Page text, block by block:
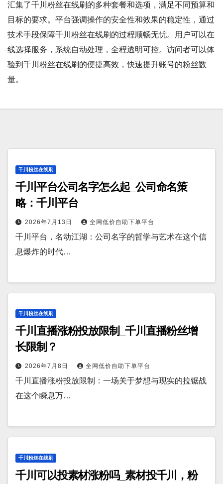
汇集了千川粉丝在线刷的多种套餐和选项，满足不同预算和
目标的要求。平台强调操作的安全性和效果的稳定性，通过
技术手段保障千川粉丝在线刷的过程顺畅无忧。用户可以在
线选择服务，系统自动处理，全程透明可控。访问者可以体
验到千川粉丝在线刷的便捷高效，快速提升账号的粉丝数
量。
千川粉丝在线刷
千川平台公司名字怎么起_公司命名策
略：千川平台
2026年7月13日 全网低价自助下单平台
千川平台，名动江湖：公司名字的哲学与艺术在这个信
息爆炸的时代…
千川粉丝在线刷
千川直播涨粉投放限制_千川直播粉丝增
长限制？
2026年7月8日 全网低价自助下单平台
千川直播涨粉投放限制：一场关于梦想与现实的拉锯战
在这个瞬息万…
千川粉丝在线刷
千川可以投素材涨粉吗_素材投千川，粉